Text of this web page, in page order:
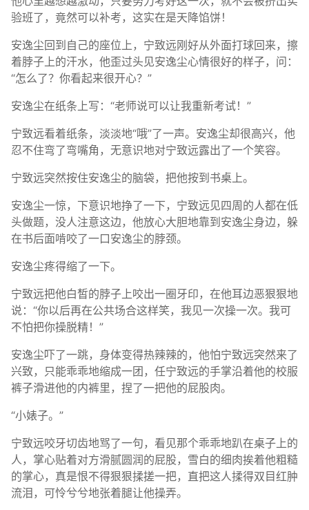
验班了，竟然可以补考，这实在是天降馅饼！
安逸尘回到自己的座位上，宁致远刚好从外面打球回来，擦
着脖子上的汗水，他歪过头见安逸尘心情很好的样子，问：
“怎么了？你看起来很开心？”
安逸尘在纸条上写：“老师说可以让我重新考试！”
宁致远看着纸条，淡淡地“哦”了一声。安逸尘却很高兴，他
忍不住弯了弯嘴角，无意识地对宁致远露出了一个笑容。
宁致远突然按住安逸尘的脑袋，把他按到书桌上。
安逸尘一惊，下意识地挣了一下，宁致远见四周的人都在低
头做题，没人注意这边，他放心大胆地靠到安逸尘身边，躲
在书后面啃咬了一口安逸尘的脖颈。
安逸尘疼得缩了一下。
宁致远把他白皙的脖子上咬出一圈牙印，在他耳边恶狠狠地
说：“你以后再在公共场合这样笑，我见一次操一次。我可
不怕把你操脱精！”
安逸尘吓了一跳，身体变得热辣辣的，他怕宁致远突然来了
兴致，只能乖乖地缩成一团，任宁致远的手掌沿着他的校服
裤子滑进他的内裤里，捏了一把他的屁股肉。
“小婊子。”
宁致远咬牙切齿地骂了一句，看见那个乖乖地趴在桌子上的
人，掌心贴着对方滑腻圆润的屁股，雪白的细肉挨着他粗糙
的掌心，真是恨不得狠狠揉搓一把，直把这人揉得双目红肿
流泪，可怜兮兮地张着腿让他操弄。